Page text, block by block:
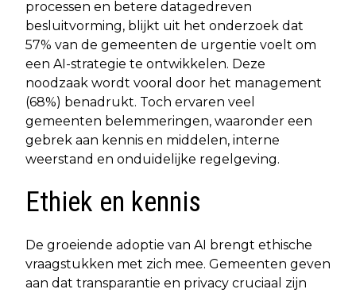
processen en betere datagedreven
besluitvorming, blijkt uit het onderzoek dat
57% van de gemeenten de urgentie voelt om
een AI-strategie te ontwikkelen. Deze
noodzaak wordt vooral door het management
(68%) benadrukt. Toch ervaren veel
gemeenten belemmeringen, waaronder een
gebrek aan kennis en middelen, interne
weerstand en onduidelijke regelgeving.
Ethiek en kennis
De groeiende adoptie van AI brengt ethische
vraagstukken met zich mee. Gemeenten geven
aan dat transparantie en privacy cruciaal zijn